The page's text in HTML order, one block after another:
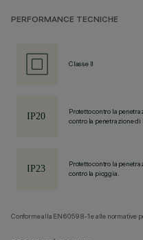
PERFORMANCE TECNICHE
Classe II
Protetto contro la
contro la penetrazione
Protetto contro la
contro la pioggia.
Conforme alla EN60598-1 e alle normative